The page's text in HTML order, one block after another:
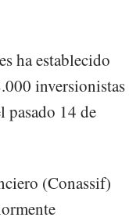
ha establecido
inversionistas
pasado 14 de
(Conassif)